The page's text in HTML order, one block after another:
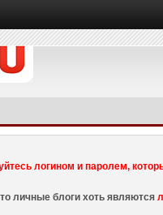
логином и паролем,
личные блоги хоть являются